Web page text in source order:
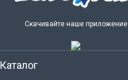
Скачивайте наше приложение
Каталог